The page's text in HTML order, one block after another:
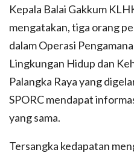
Kepala Balai Gakkum
mengatakan, tiga orang
dalam Operasi
Lingkungan Hidup dan
Palangka Raya yang
SPORC mendapat
yang sama.
Tersangka kedapatan